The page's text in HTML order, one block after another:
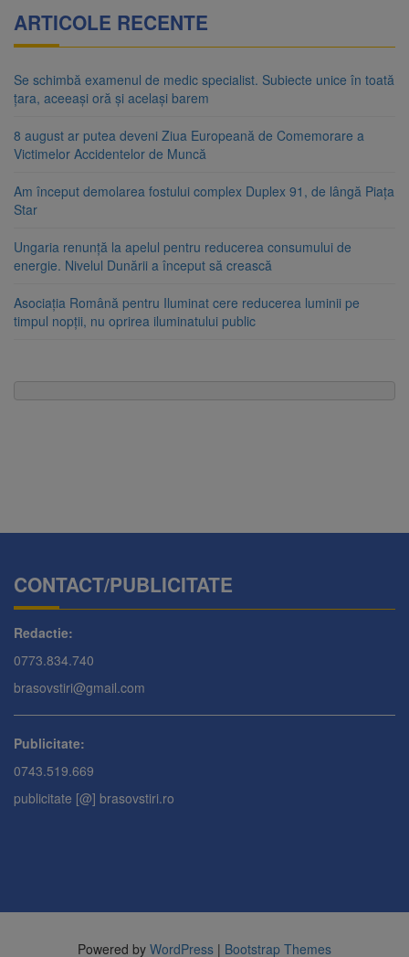
ARTICOLE RECENTE
Se schimbă examenul de medic specialist. Subiecte unice în toată
țara, aceeași oră și același barem
8 august ar putea deveni Ziua Europeană de Comemorare a
Victimelor Accidentelor de Muncă
Am început demolarea fostului complex Duplex 91, de lângă Piața
Star
Ungaria renunță la apelul pentru reducerea consumului de
energie. Nivelul Dunării a început să crească
Asociația Română pentru Iluminat cere reducerea luminii pe
timpul nopții, nu oprirea iluminatului public
CONTACT/PUBLICITATE
Redactie:
0773.834.740
brasovstiri@gmail.com
Publicitate:
0743.519.669
publicitate [@] brasovstiri.ro
Powered by WordPress | Bootstrap Themes